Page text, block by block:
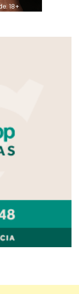
18+